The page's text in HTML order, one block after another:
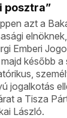
posztra”
azt a
Emberi
később a
jogalkotás
a Tisza
László.